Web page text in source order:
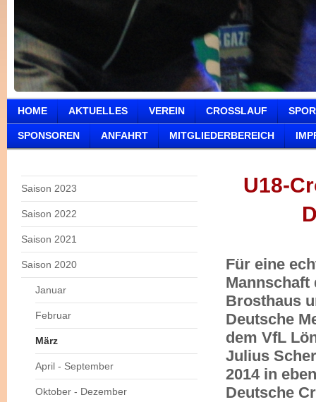
HOME AKTUELLES VEREIN CROSSLAUF
SPONSOREN ANFAHRT MITGLIEDERBEREICH
Saison 2023
Saison 2022
Saison 2021
Saison 2020
Januar
Februar
März
April - September
Oktober - Dezember
U18-
Für eine
Mannschaft
Brosthaus
Deutsche
dem VfL
Julius
2014 in
Deutsche